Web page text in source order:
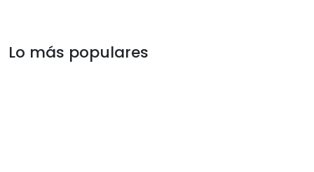
Lo más populares